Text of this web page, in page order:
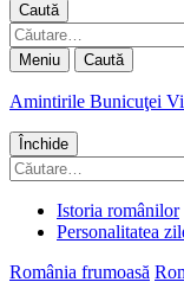
Caută
Caută
după:
Meniu Caută
Amintirile Bunicuţei
Închide
Caută
după:
Istoria românilor
Personalitatea
România frumoasă